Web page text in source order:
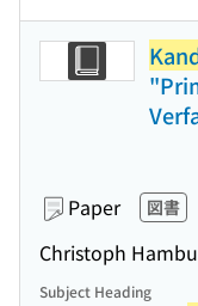
Paper 図書
Christoph
Subject Heading